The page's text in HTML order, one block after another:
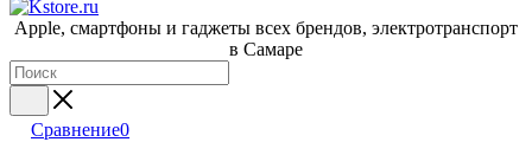
Apple, cмартфоны и гаджеты всех брендов, электротранспорт
в Самаре
Сравнение0